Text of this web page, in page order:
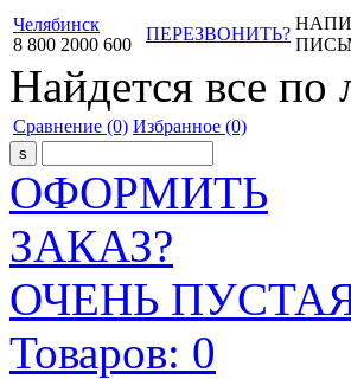
Челябинск
8 800 2000 600
ПЕРЕЗВОНИТЬ?
Найдется все по
Сравнение (0) Избранное (0)
ОФОРМИТЬ
ЗАКАЗ?
ОЧЕНЬ
Товаров: 0